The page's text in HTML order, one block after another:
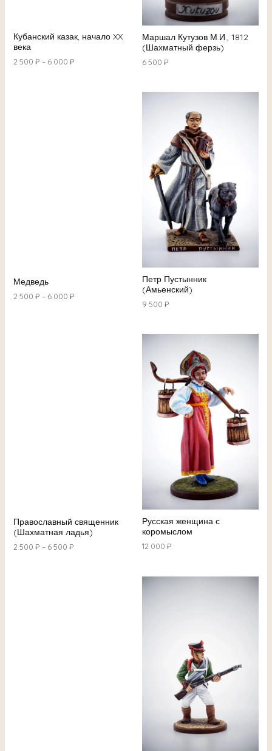
Кубанский казак, начало XX
века
2 500 ₽ – 6 000 ₽
Маршал Кутузов М.И., 1812
(Шахматный ферзь)
6 500 ₽
Медведь
2 500 ₽ – 6 000 ₽
Петр Пустынник
(Амьенский)
9 500 ₽
Православный священник
(Шахматная ладья)
2 500 ₽ – 6 500 ₽
Русская женщина с
коромыслом
12 000 ₽